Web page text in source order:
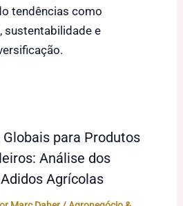
tendências como
sustentabilidade e
para Produtos
Análise dos
Agrícolas